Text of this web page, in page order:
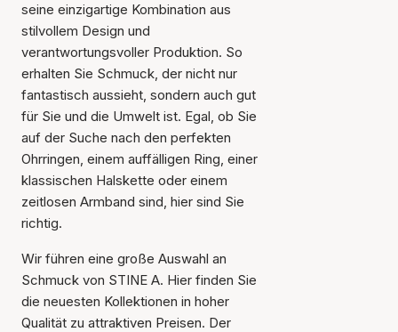
seine einzigartige Kombination aus
stilvollem Design und
verantwortungsvoller Produktion. So
erhalten Sie Schmuck, der nicht nur
fantastisch aussieht, sondern auch gut
für Sie und die Umwelt ist. Egal, ob Sie
auf der Suche nach den perfekten
Ohrringen, einem auffälligen Ring, einer
klassischen Halskette oder einem
zeitlosen Armband sind, hier sind Sie
richtig.
Wir führen eine große Auswahl an
Schmuck von STINE A. Hier finden Sie
die neuesten Kollektionen in hoher
Qualität zu attraktiven Preisen. Der